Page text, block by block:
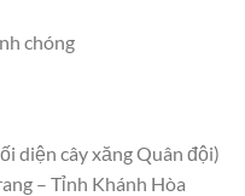
chóng
diện cây xăng Quân đội)
– Tỉnh Khánh Hòa